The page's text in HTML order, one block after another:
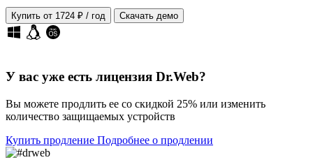
Купить от 1724 ₽ / год Скачать демо
У вас уже есть лицензия Dr.Web?
Вы можете продлить ее со скидкой 25% или изменить
количество защищаемых устройств
Купить продление Подробнее о продлении